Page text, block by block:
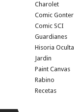
Charolet
Comic Gonter
Comic SCI
Guardianes
Hisoria Oculta
Jardin
Paint Canvas
Rabino
Recetas